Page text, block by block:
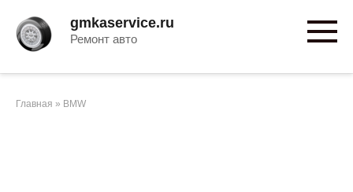
контенту
gmkaservice.ru
Ремонт авто
Главная » BMW